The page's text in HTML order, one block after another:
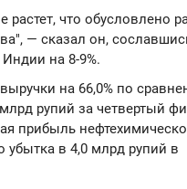
растет, что обусловлено
— сказал он,
на 8-9%.
на 66,0% по
рупий за четвертый
прибыль
убытка в 4,0 млрд рупий в